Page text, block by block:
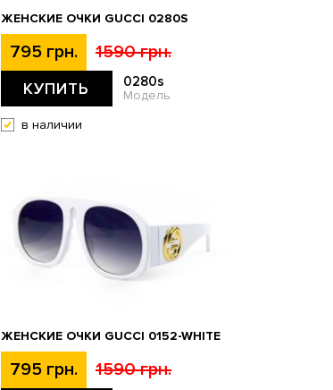
ЖЕНСКИЕ ОЧКИ GUCCI 0280S
795 грн. 1590 грн.
КУПИТЬ 0280s
Модель
в наличии
ЖЕНСКИЕ ОЧКИ GUCCI 0152-WHITE
795 грн. 1590 грн.